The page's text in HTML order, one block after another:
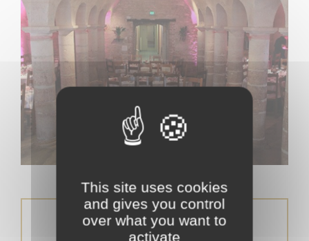
100 couverts / 58 couchages
This site uses cookies
and gives you control
over what you want to
activate